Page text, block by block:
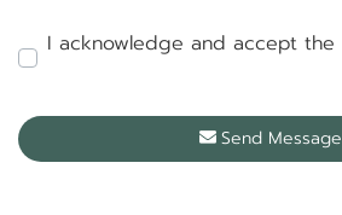
I acknowledge and accept the
Send Message